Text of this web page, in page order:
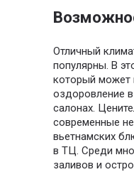
Отличный
популярны. В
который может
оздоровление
салонах.
современные
вьетнамских
в ТЦ. Среди
заливов и